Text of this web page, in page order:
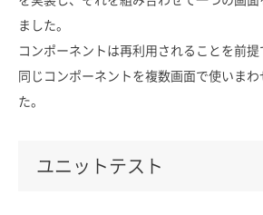
ました。
コンポーネントは再利用されることを前提
同じコンポーネントを複数画面で使いま
た。
ユニットテスト